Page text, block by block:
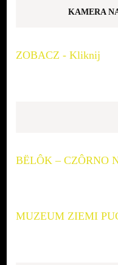
KAMERA
ZOBACZ - Kliknij
BËLÔK – CZÔRNO
MUZEUM ZIEMI